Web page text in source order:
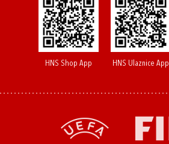
HNS Shop App HNS Ulaznice App